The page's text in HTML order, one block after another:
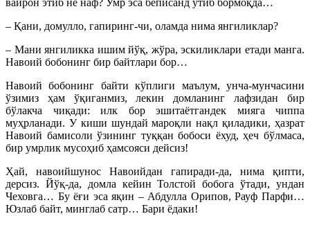
вайрон этиб не наф? Умр эса беписанд ўтиб бормоқда…
– Қани, домулло, гапиринг-чи, оламда нима янгиликлар?
– Мани янгиликка ишим йўқ, жўра, эскиликлари етади манга.
Навоий бобонинг бир байтлари бор…
Навоий бобонинг байти кўплиги маълум, унча-мунчасини
ўзимиз ҳам ўқиганмиз, лекин домланинг лафзидан бир
бўлакча чиқади: илк бор эшитаётгандек мияга чиппа
муҳрланади. У киши шундай мароқли нақл қиладики, ҳазрат
Навоий бамисоли ўзининг туққан бобоси ёхуд, ҳеч бўлмаса,
бир умрлик мусоҳиб ҳамсояси дейсиз!
Ҳай, навоийшунос Навоийдан гапиради-да, нима қипти,
дерсиз. Йўқ-да, домла кейин Толстой бобога ўтади, ундан
Чеховга… Бу ёғи эса яқин – Абдулла Орипов, Рауф Парфи…
Юзлаб байт, минглаб сатр… Бари ёдаки!